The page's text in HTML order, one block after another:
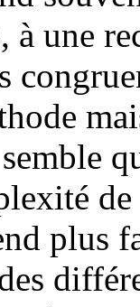
une
plus